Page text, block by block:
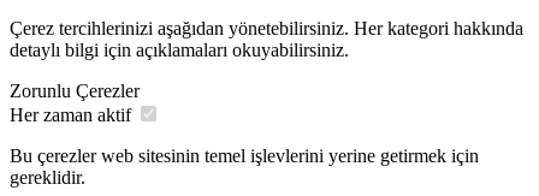
Çerez tercihlerinizi aşağıdan yönetebilirsiniz. Her kategori hakkında
detaylı bilgi için açıklamaları okuyabilirsiniz.
Zorunlu Çerezler
Her zaman aktif
Bu çerezler web sitesinin temel işlevlerini yerine getirmek için
gereklidir.